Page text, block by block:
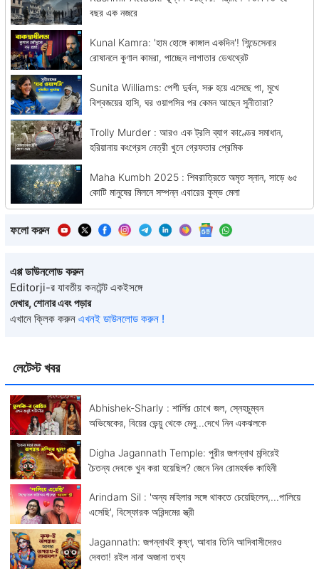
লেটেস্ট খবর
Abhishek-Sharly : শার্লির চোখে জল, স্নেহচুম্বন
অভিষেকের, বিয়ের ভেন্য়ু থেকে মেনু...দেখে নিন একঝলকে
Digha Jagannath Temple: পুরীর জগন্নাথ মন্দিরেই
চৈতন্য দেবকে খুন করা হয়েছিল? জেনে নিন রোমহর্ষক কাহিনী
Arindam Sil : 'অন্য মহিলার সঙ্গে থাকতে চেয়েছিলেন,...পালিয়ে
এসেছি', বিস্ফোরক অরিন্দমের স্ত্রী
Jagannath: জগন্নাথই কৃষ্ণ, আবার তিনি আদিবাসীদেরও
দেবতা! রইল নানা অজানা তথ্য
বছর এক নজরে
Kunal Kamra: 'হাম হোঙ্গে কাঙ্গাল একদিন'! শিন্ডেসেনার
রোষানলে কুণাল কামরা, পাচ্ছেন লাগাতার ডেথথ্রেট
Sunita Williams: পেশী দুর্বল, সরু হয়ে এসেছে পা, মুখে
বিশ্বজয়ের হাসি, ঘর ওয়াপসির পর কেমন আছেন সুনীতারা?
Trolly Murder : আরও এক ট্রলি ব্যাগ কাণ্ডের সমাধান,
হরিয়ানায় কংগ্রেস নেত্রী খুনে গ্রেফতার প্রেমিক
Maha Kumbh 2025 : শিবরাত্রিতে অমৃত স্নান, সাড়ে ৬৫
কোটি মানুষের মিলনে সম্পন্ন এবারের কুম্ভ মেলা
ফলো করুন
এপ্প ডাউনলোড করুন
Editorji-র যাবতীয় কনটেন্ট একইসঙ্গে
দেখার, শোনার এবং পড়ার
এখানে ক্লিক করুন এখনই ডাউনলোড করুন !